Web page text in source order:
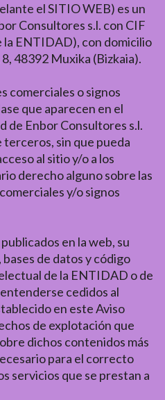
el SITIO WEB) es un
Consultores s.l. con CIF
ENTIDAD), con domicilio
48392 Muxika (Bizkaia).
comerciales o signos
que aparecen en el
de Enbor Consultores s.l.
sin que pueda
al sitio y/o a los
derecho alguno sobre las
y/o signos
en la web, su
de datos y código
de la ENTIDAD o de
cedidos al
en este Aviso
de explotación que
dichos contenidos más
para el correcto
servicios que se prestan a